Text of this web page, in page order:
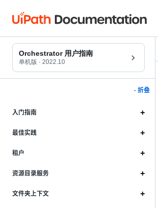
Orchestrator 用户指南
单机版 · 2022.10
- 折叠
入门指南
最佳实践
租户
资源目录服务
文件夹上下文